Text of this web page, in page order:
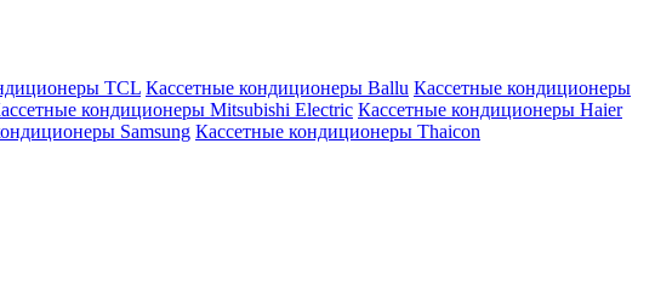
TCL Кассетные кондиционеры Ballu Кассетные кондиционеры
кондиционеры Mitsubishi Electric Кассетные кондиционеры Haier
Samsung Кассетные кондиционеры Thaicon